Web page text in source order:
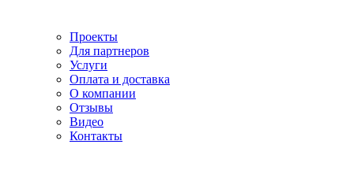
Проекты
Для партнеров
Услуги
Оплата и доставка
О компании
Отзывы
Видео
Контакты